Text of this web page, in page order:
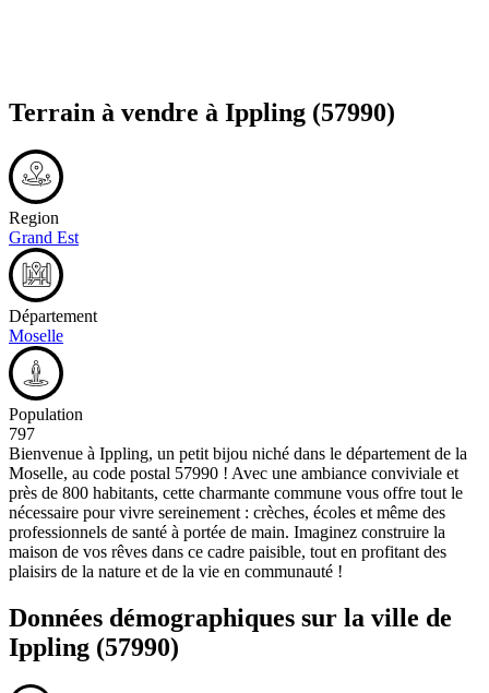
Terrain à vendre à Ippling (57990)
Region
Grand Est
Département
Moselle
Population
797
Bienvenue à Ippling, un petit bijou niché dans le département de la
Moselle, au code postal 57990 ! Avec une ambiance conviviale et
près de 800 habitants, cette charmante commune vous offre tout le
nécessaire pour vivre sereinement : crèches, écoles et même des
professionnels de santé à portée de main. Imaginez construire la
maison de vos rêves dans ce cadre paisible, tout en profitant des
plaisirs de la nature et de la vie en communauté !
Données démographiques sur la ville de
Ippling (57990)